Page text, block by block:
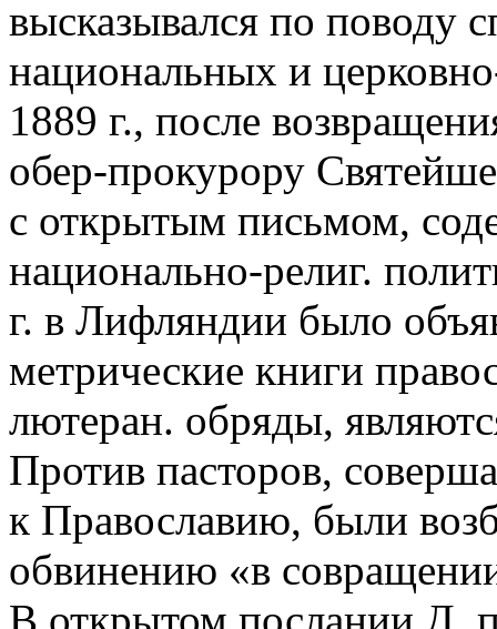
высказывался по поводу
национальных и
1889 г., после
обер-прокурору
с открытым письмом,
национально-религ.
г. в Лифляндии было
метрические книги
лютеран. обряды,
Против пасторов,
к Православию, были
обвинению «в
В открытом послании Д.